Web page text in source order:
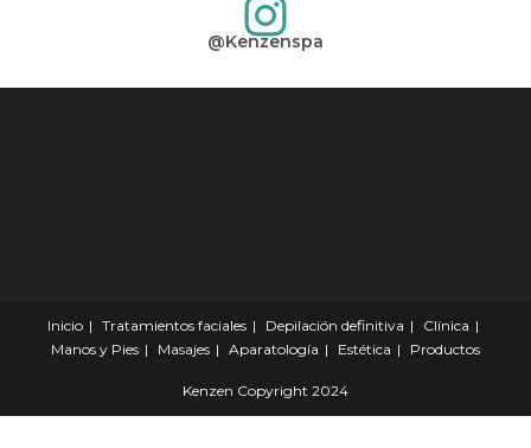
@Kenzenspa
Inicio Tratamientos faciales Depilación definitiva
Clínica
Manos y Pies
Masajes Aparatología Estética Productos
Kenzen Copyright 2024